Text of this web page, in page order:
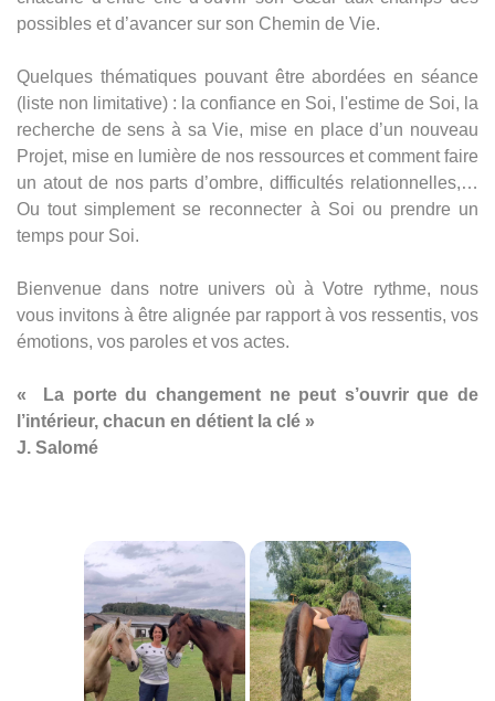
possibles et d’avancer sur son Chemin de Vie.
Quelques thématiques pouvant être abordées en séance
(liste non limitative) : la confiance en Soi, l'estime de Soi, la
recherche de sens à sa Vie, mise en place d’un nouveau
Projet, mise en lumière de nos ressources et comment faire
un atout de nos parts d’ombre, difficultés relationnelles,…
Ou tout simplement se reconnecter à Soi ou prendre un
temps pour Soi.
Bienvenue dans notre univers où à Votre rythme, nous
vous invitons à être alignée par rapport à vos ressentis, vos
émotions, vos paroles et vos actes.
« La porte du changement ne peut s’ouvrir que de
l’intérieur, chacun en détient la clé »
J. Salomé